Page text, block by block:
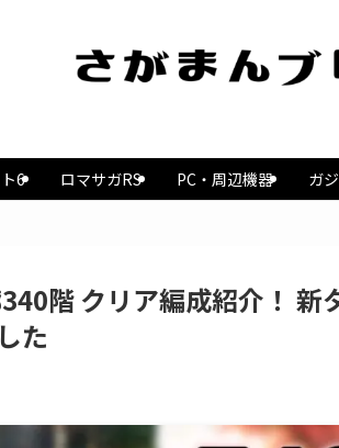
6 ロマサガRS PC・周辺機器 ガ
340階 クリア編成紹介！ 新
た